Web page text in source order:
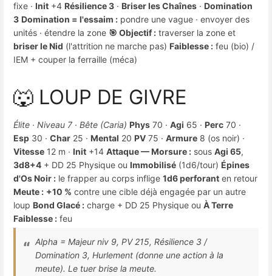
fixe · Init +4 Résilience 3 · Briser les Chaînes · Domination
3 Domination = l'essaim : pondre une vague · envoyer des
unités · étendre la zone 🎯 Objectif : traverser la zone et
briser le Nid (l'attrition ne marche pas) Faiblesse : feu (bio) /
IEM + couper la ferraille (méca)
🐺 LOUP DE GIVRE
Élite · Niveau 7 · Bête (Caria) Phys 70 · Agi 65 · Perc 70 ·
Esp 30 · Char 25 · Mental 20 PV 75 · Armure 8 (os noir) ·
Vitesse 12 m · Init +14 Attaque — Morsure : sous Agi 65,
3d8+4 + DD 25 Physique ou Immobilisé (1d6/tour) Épines
d'Os Noir : le frapper au corps inflige 1d6 perforant en retour
Meute : +10 % contre une cible déjà engagée par un autre
loup Bond Glacé : charge + DD 25 Physique ou À Terre
Faiblesse : feu
Alpha = Majeur niv 9, PV 215, Résilience 3 /
Domination 3, Hurlement (donne une action à la
meute). Le tuer brise la meute.